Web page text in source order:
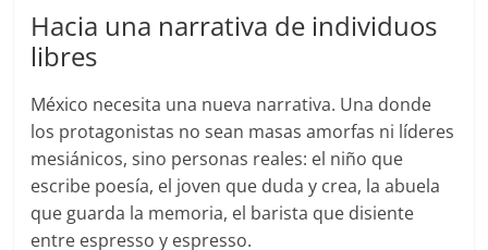
Hacia una narrativa de individuos
libres
México necesita una nueva narrativa. Una donde
los protagonistas no sean masas amorfas ni líderes
mesiánicos, sino personas reales: el niño que
escribe poesía, el joven que duda y crea, la abuela
que guarda la memoria, el barista que disiente
entre espresso y espresso.